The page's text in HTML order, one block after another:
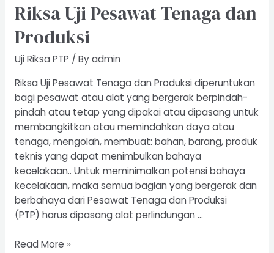
Riksa Uji Pesawat Tenaga dan
Produksi
Uji Riksa PTP / Byadmin
Riksa Uji Pesawat Tenaga dan Produksi diperuntukan
bagi pesawat atau alat yang bergerak berpindah-
pindah atau tetap yang dipakai atau dipasang untuk
membangkitkan atau memindahkan daya atau
tenaga, mengolah, membuat: bahan, barang, produk
teknis yang dapat menimbulkan bahaya
kecelakaan.. Untuk meminimalkan potensi bahaya
kecelakaan, maka semua bagian yang bergerak dan
berbahaya dari Pesawat Tenaga dan Produksi
(PTP) harus dipasang alat perlindungan …
Riksa
Read More »